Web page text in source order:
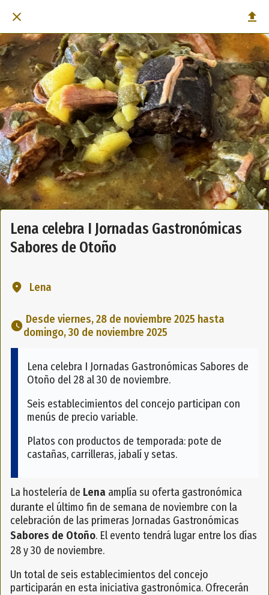
Lena celebra I Jornadas Gastronómicas
Sabores de Otoño
Lena
domingo, 30 de noviembre 2025
Lena celebra I Jornadas Gastronómicas Sabores de
Otoño del 28 al 30 de noviembre.
Seis establecimientos del concejo participan con
menús de precio variable.
Platos con productos de temporada: pote de
castañas, carrilleras, jabalí y setas.
La hostelería de Lena amplía su oferta gastronómica
durante el último fin de semana de noviembre con la
celebración de las primeras Jornadas Gastronómicas
Sabores de Otoño. El evento tendrá lugar entre los días
28 y 30 de noviembre.
Un total de seis establecimientos del concejo
participarán en esta iniciativa gastronómica. Ofrecerán